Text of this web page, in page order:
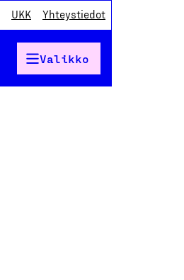
UKK Yhteystiedot
Valikko